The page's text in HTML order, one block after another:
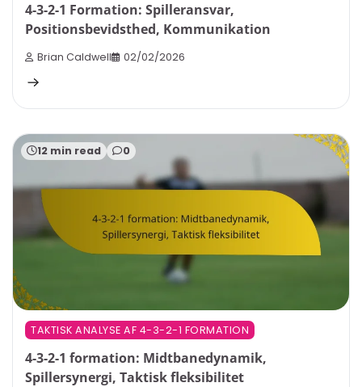
4-3-2-1 Formation: Spilleransvar,
Positionsbevidsthed, Kommunikation
Brian Caldwell 02/02/2026
12 min read 0
TAKTISK ANALYSE AF 4-3-2-1 FORMATION
4-3-2-1 formation: Midtbanedynamik,
Spillersynergi, Taktisk fleksibilitet